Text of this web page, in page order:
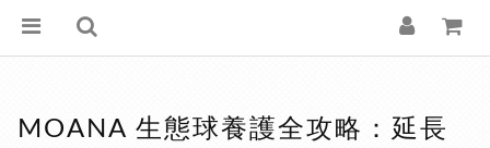
MOANA 生態球養護全攻略：延長